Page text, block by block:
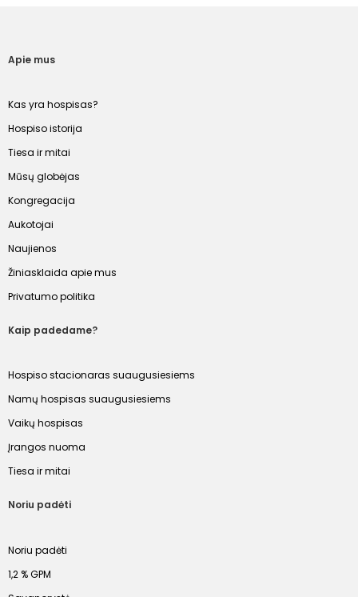
Apie mus
Kas yra hospisas?
Hospiso istorija
Tiesa ir mitai
Mūsų globėjas
Kongregacija
Aukotojai
Naujienos
Žiniasklaida apie mus
Privatumo politika
Kaip padedame?
Hospiso stacionaras suaugusiesiems
Namų hospisas suaugusiesiems
Vaikų hospisas
Įrangos nuoma
Tiesa ir mitai
Noriu padėti
Noriu padėti
1,2 % GPM